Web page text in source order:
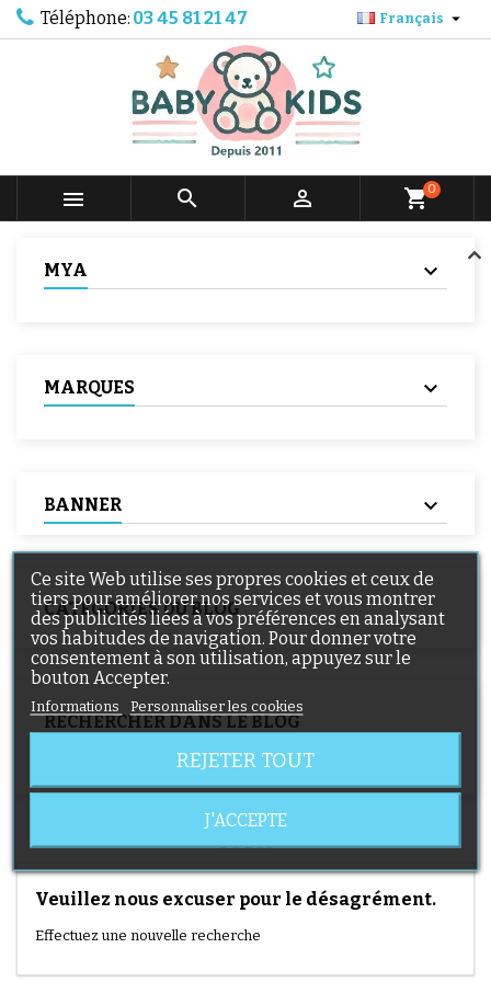
Téléphone: 03 45 81 21 47 Français 
   shopping_cart0
MYA
MARQUES
BANNER
CATÉGORIES DU BLOG
RECHERCHER DANS LE BLOG
MYA
Veuillez nous excuser pour le désagrément.
Effectuez une nouvelle recherche
Ce site Web utilise ses propres cookies et ceux de
tiers pour améliorer nos services et vous montrer
des publicités liées à vos préférences en analysant
vos habitudes de navigation. Pour donner votre
consentement à son utilisation, appuyez sur le
bouton Accepter.
Informations Personnaliser les cookies
REJETER TOUT
J'ACCEPTE